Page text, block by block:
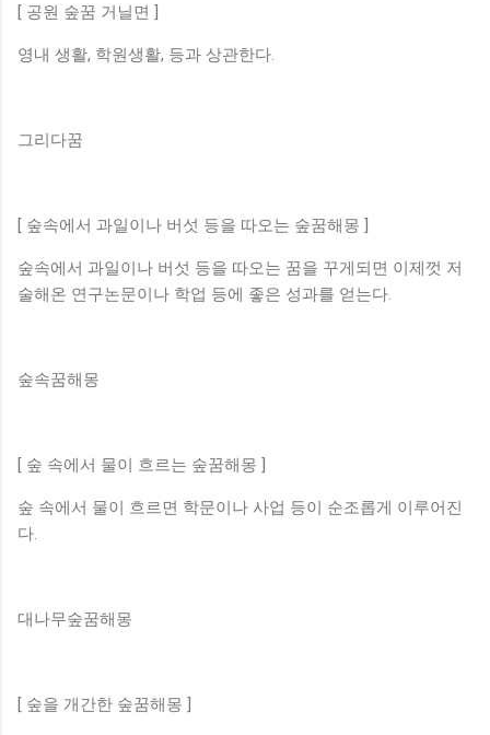
[ 공원 숲꿈 거닐면 ]
영내 생활, 학원생활, 등과 상관한다.
그리다꿈
[ 숲속에서 과일이나 버섯 등을 따오는 숲꿈해몽 ]
숲속에서 과일이나 버섯 등을 따오는 꿈을 꾸게되면 이제껏 저
술해온 연구논문이나 학업 등에 좋은 성과를 얻는다.
숲속꿈해몽
[ 숲 속에서 물이 흐르는 숲꿈해몽 ]
숲 속에서 물이 흐르면 학문이나 사업 등이 순조롭게 이루어진
다.
대나무숲꿈해몽
[ 숲을 개간한 숲꿈해몽 ]